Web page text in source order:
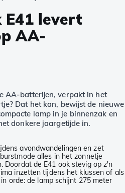
E41 levert
AA-
AA-batterijen, verpakt in het
Dat het kan, bewijst de nieuwe
lamp in je binnenzak en
donkere jaargetijde in.
avondwandelingen en zet
alles in het zonnetje
Doordat de E41 ook stevig op z'n
inzetten tijdens het klussen of als
orde: de lamp schijnt 275 meter